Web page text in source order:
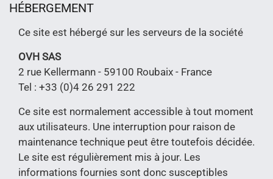
HÉBERGEMENT
Ce site est hébergé sur les serveurs de la société
OVH SAS
2 rue Kellermann - 59100 Roubaix - France
Tel : +33 (0)4 26 291 222
Ce site est normalement accessible à tout moment
aux utilisateurs. Une interruption pour raison de
maintenance technique peut être toutefois décidée.
Le site est régulièrement mis à jour. Les
informations fournies sont donc susceptibles